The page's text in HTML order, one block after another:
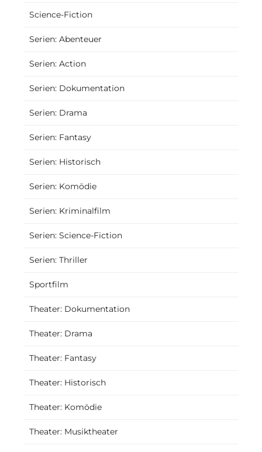
Science-Fiction
Serien: Abenteuer
Serien: Action
Serien: Dokumentation
Serien: Drama
Serien: Fantasy
Serien: Historisch
Serien: Komödie
Serien: Kriminalfilm
Serien: Science-Fiction
Serien: Thriller
Sportfilm
Theater: Dokumentation
Theater: Drama
Theater: Fantasy
Theater: Historisch
Theater: Komödie
Theater: Musiktheater